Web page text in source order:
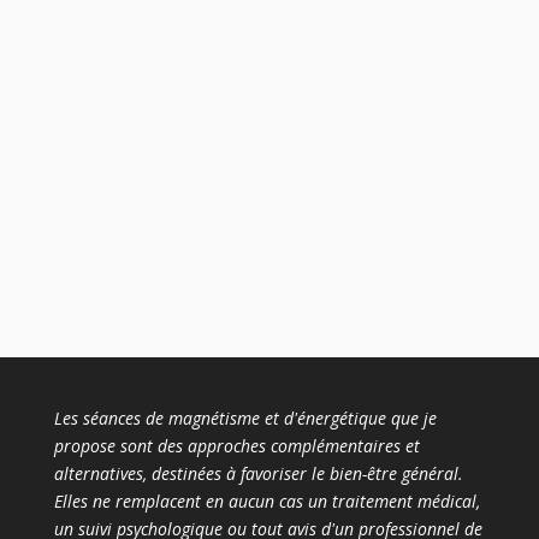
Les séances de magnétisme et d'énergétique que je
propose sont des approches complémentaires et
alternatives, destinées à favoriser le bien-être général.
Elles ne remplacent en aucun cas un traitement médical,
un suivi psychologique ou tout avis d'un professionnel de